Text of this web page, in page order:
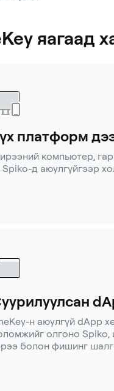
яагаад
платформ
компьютер,
д аюулгүйгээр
н аюулгүй dApp
олгоно Spiko,
болон фишинг